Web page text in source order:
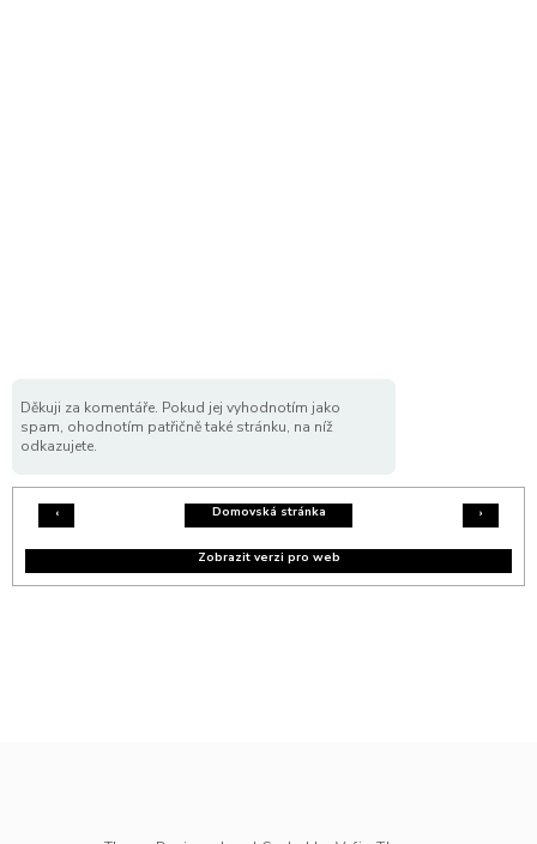
Děkuji za komentáře. Pokud jej vyhodnotím jako
spam, ohodnotím patřičně také stránku, na níž
odkazujete.
‹ ›
Domovská stránka
Zobrazit verzi pro web